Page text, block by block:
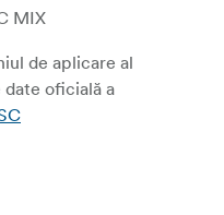
MIX
de aplicare al
oficială a